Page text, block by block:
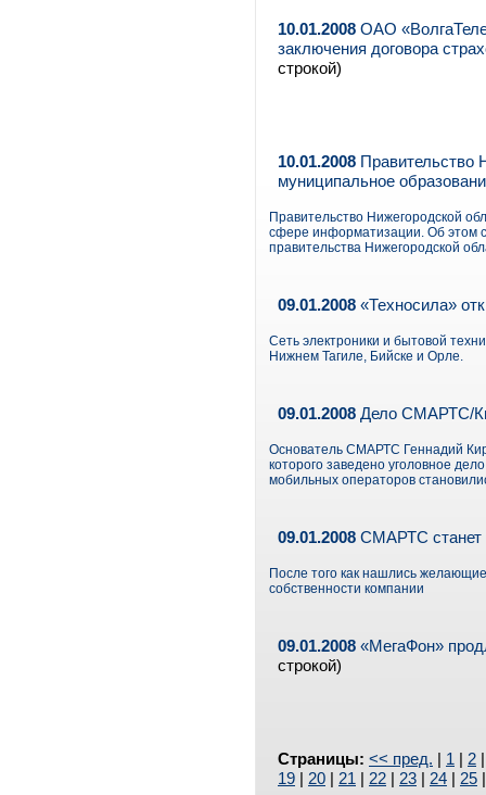
10.01.2008 ОАО
заключения договора
строкой)
10.01.2008 Правительство
муниципальное
Правительство Нижегородской
сфере информатизации. Об этом
правительства Нижегородской
09.01.2008 «Техносила»
Сеть электроники и бытовой
Нижнем Тагиле, Бийске и Орле.
09.01.2008 Дело СМАРТС/
Основатель СМАРТС Геннадий
которого заведено уголовное
мобильных операторов
09.01.2008 СМАРТС станет
После того как нашлись
собственности компании
09.01.2008 «МегаФон»
строкой)
Страницы: << пред. | 1 | 2
19 | 20 | 21 | 22 | 23 | 24 | 25